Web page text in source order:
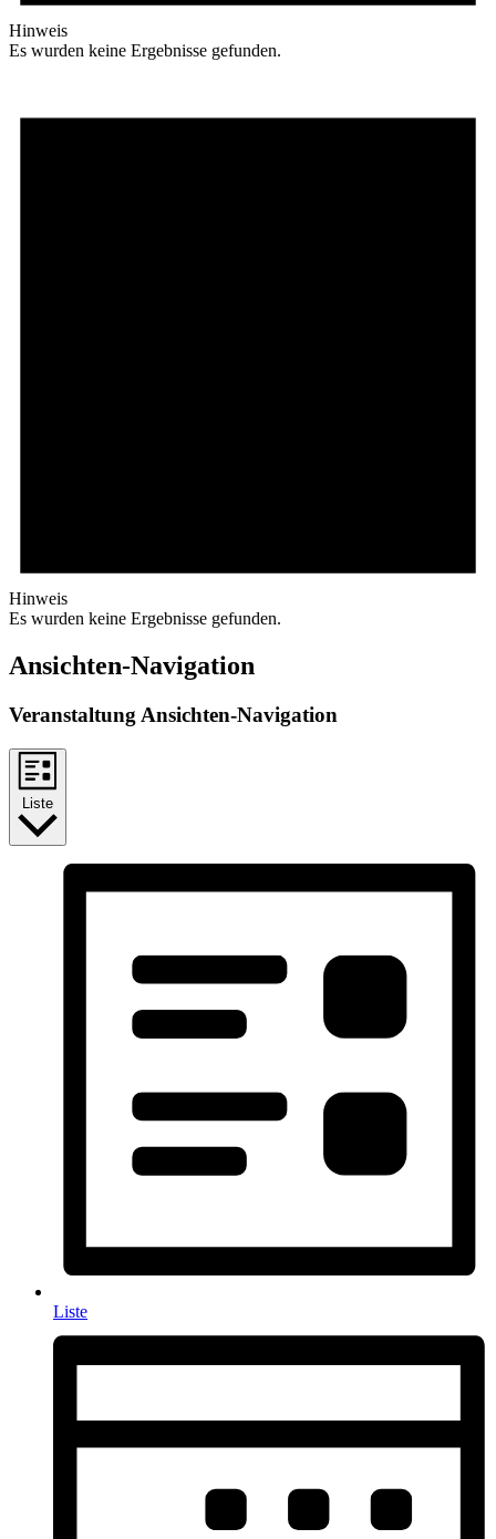
Hinweis
Es wurden keine Ergebnisse gefunden.
Hinweis
Es wurden keine Ergebnisse gefunden.
Ansichten-Navigation
Veranstaltung Ansichten-Navigation
Liste
Liste